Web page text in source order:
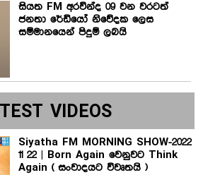
සියත FM අරවින්ද 09 වන වරටත්
ජනතා රේඩියෝ නිවේදක ලෙස
සම්මානයෙන් පිදුම් ලබයි
VIDEOS
Siyatha FM MORNING SHOW-2022
11 22 | Born Again වෙනුවට Think
Again ( සංවාදයට විවෘතයි )